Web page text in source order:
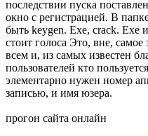
последствии пуска
окно с регистрацией. В
быть keygen. Exe, crack. Exe
стоит голоса Это, вне,
всем и, из самых известен
пользователей кто
элементарно нужен номер
записью, и имя юзера.
прогон сайта онлайн